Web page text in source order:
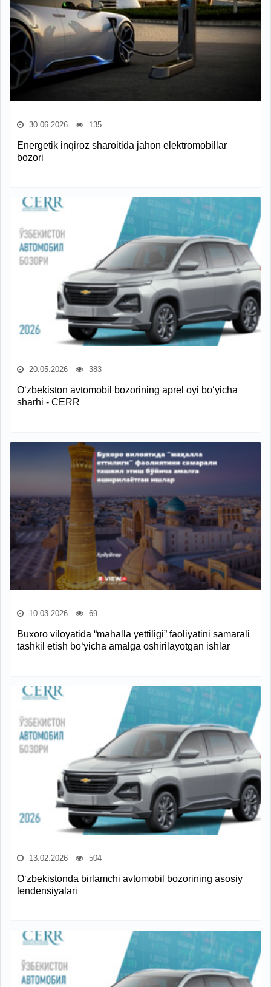
30.06.2026 135
Energetik inqiroz sharoitida jahon elektromobillar
bozori
20.05.2026 383
O‘zbekiston avtomobil bozorining aprel oyi bo‘yicha
sharhi - CERR
10.03.2026 69
Buxoro viloyatida “mahalla yettiligi” faoliyatini samarali
tashkil etish bo‘yicha amalga oshirilayotgan ishlar
13.02.2026 504
O‘zbekistonda birlamchi avtomobil bozorining asosiy
tendensiyalari